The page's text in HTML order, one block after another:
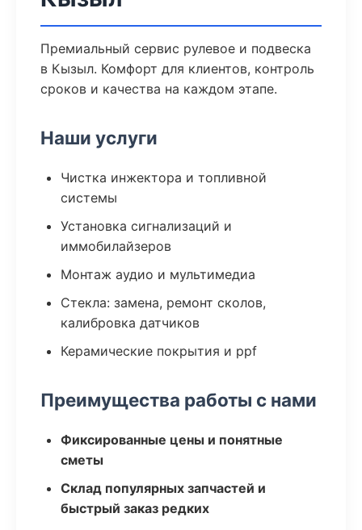
Премиальный сервис рулевое и подвеска
в Кызыл. Комфорт для клиентов, контроль
сроков и качества на каждом этапе.
Наши услуги
Чистка инжектора и топливной
системы
Установка сигнализаций и
иммобилайзеров
Монтаж аудио и мультимедиа
Стекла: замена, ремонт сколов,
калибровка датчиков
Керамические покрытия и ppf
Преимущества работы с нами
Фиксированные цены и понятные
сметы
Склад популярных запчастей и
быстрый заказ редких